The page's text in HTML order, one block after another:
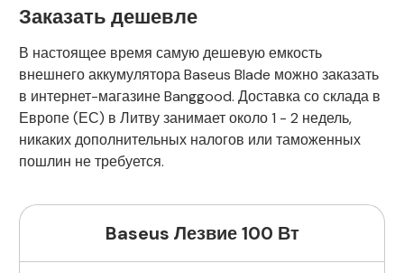
Заказать дешевле
В настоящее время самую дешевую емкость
внешнего аккумулятора Baseus Blade можно заказать
в интернет-магазине Banggood. Доставка со склада в
Европе (ЕС) в Литву занимает около 1 - 2 недель,
никаких дополнительных налогов или таможенных
пошлин не требуется.
Baseus Лезвие 100 Вт